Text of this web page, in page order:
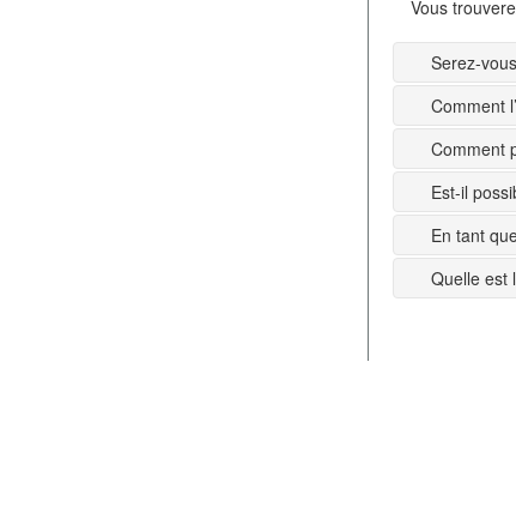
Vous
Serez-
Comment
Comment
Est-il
En tant
Quelle est